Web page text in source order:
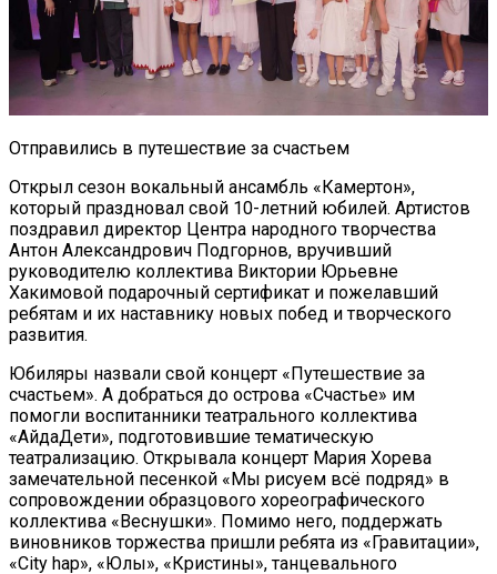
Отправились в путешествие за счастьем
Открыл сезон вокальный ансамбль «Камертон»,
который праздновал свой 10-летний юбилей. Артистов
поздравил директор Центра народного творчества
Антон Александрович Подгорнов, вручивший
руководителю коллектива Виктории Юрьевне
Хакимовой подарочный сертификат и пожелавший
ребятам и их наставнику новых побед и творческого
развития.
Юбиляры назвали свой концерт «Путешествие за
счастьем». А добраться до острова «Счастье» им
помогли воспитанники театрального коллектива
«АйдаДети», подготовившие тематическую
театрализацию. Открывала концерт Мария Хорева
замечательной песенкой «Мы рисуем всё подряд» в
сопровождении образцового хореографического
коллектива «Веснушки». Помимо него, поддержать
виновников торжества пришли ребята из «Гравитации»,
«City hap», «Юлы», «Кристины», танцевального